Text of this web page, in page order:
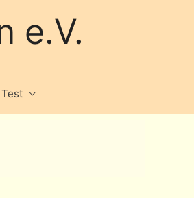
e.V.
Test